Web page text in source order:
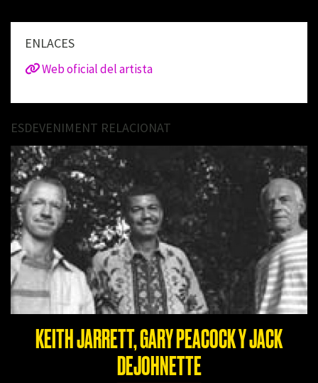
ENLACES
Web oficial del artista
ESDEVENIMENT RELACIONAT
KEITH JARRETT, GARY PEACOCK Y JACK
DEJOHNETTE